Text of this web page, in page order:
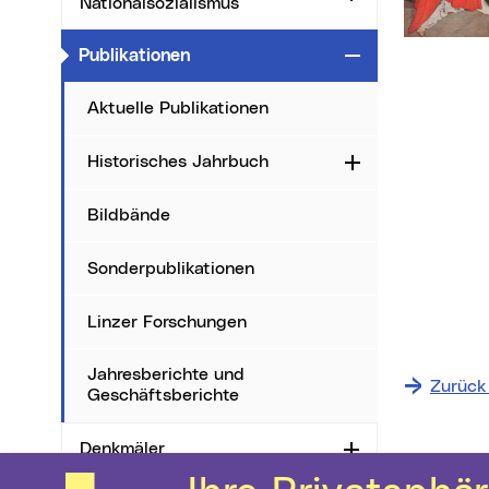
Publikationen(aktueller Menüpunkt)Zuklappen
Aktuelle Publikationen
Historisches Jahrbuch Aufklappen
Bildbände
Sonderpublikationen
Linzer Forschungen
Jahresberichte und
Geschäftsberichte
Denkmäler Aufklappen